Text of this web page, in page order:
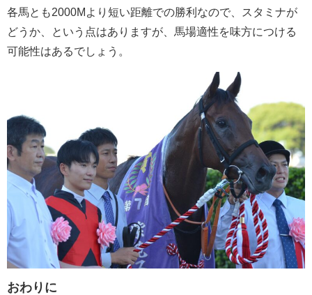
各馬とも2000Mより短い距離での勝利なので、スタミナが
どうか、という点はありますが、馬場適性を味方につける
可能性はあるでしょう。
おわりに